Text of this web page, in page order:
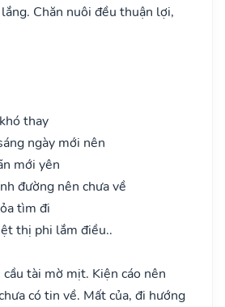
Chăn nuôi đều thuận lợi,
thay
ngày mới nên
mới yên
đường nên chưa về
tìm đi
thị phi lắm điều..
tài mờ mịt. Kiện cáo nên
có tin về. Mất của, đi hướng